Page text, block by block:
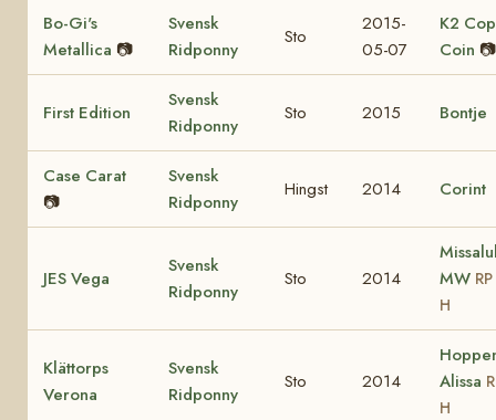
Bo-Gi's
Metallica 📷
Svensk
Ridponny
Sto
2015-
05-07
K2
Coin 📷
First Edition
Svensk
Ridponny
Sto 2015 Bontje
Case Carat
📷
Svensk
Ridponny
Hingst 2014 Corint
JES Vega
Svensk
Ridponny
Sto 2014
MW
H
Klättorps
Verona
Svensk
Ridponny
Sto 2014
Alissa
H